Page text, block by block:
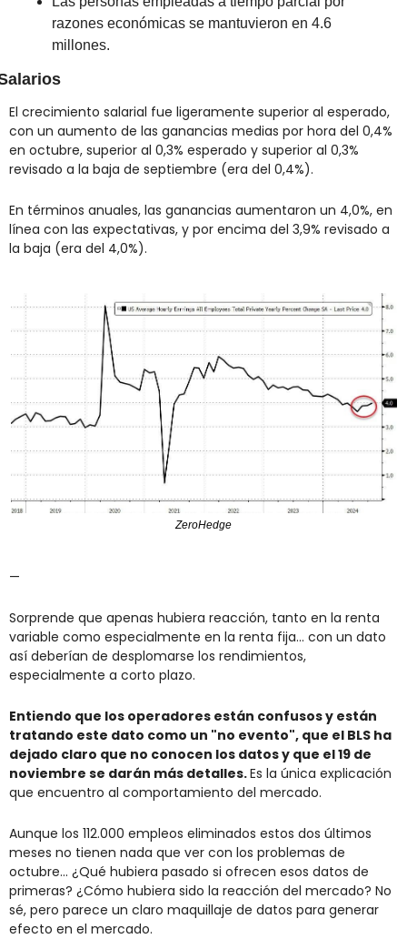
razones económicas se mantuvieron en 4.6
millones.
El crecimiento salarial fue ligeramente superior al esperado,
con un aumento de las ganancias medias por hora del 0,4%
en octubre, superior al 0,3% esperado y superior al 0,3%
revisado a la baja de septiembre (era del 0,4%).
En términos anuales, las ganancias aumentaron un 4,0%, en
línea con las expectativas, y por encima del 3,9% revisado a
la baja (era del 4,0%).
ZeroHedge
—
Sorprende que apenas hubiera reacción, tanto en la renta
variable como especialmente en la renta fija... con un dato
así deberían de desplomarse los rendimientos,
especialmente a corto plazo.
Entiendo que los operadores están confusos y están
tratando este dato como un "no evento", que el BLS ha
dejado claro que no conocen los datos y que el 19 de
noviembre se darán más detalles. Es la única explicación
que encuentro al comportamiento del mercado.
Aunque los 112.000 empleos eliminados estos dos últimos
meses no tienen nada que ver con los problemas de
octubre... ¿Qué hubiera pasado si ofrecen esos datos de
primeras? ¿Cómo hubiera sido la reacción del mercado? No
sé, pero parece un claro maquillaje de datos para generar
efecto en el mercado.